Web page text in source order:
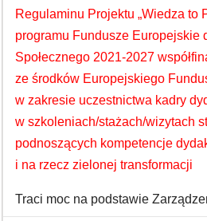
Regulaminu Projektu „Wiedza to
programu Fundusze Europejskie
Społecznego 2021-2027
ze środków Europejskiego
w zakresie uczestnictwa kadry
w szkoleniach/stażach/wizytach
podnoszących kompetencje
i na rzecz zielonej transformacji
Traci moc na podstawie